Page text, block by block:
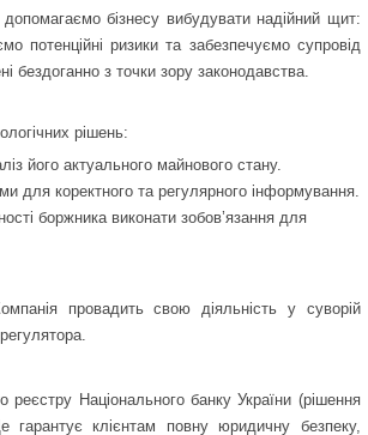
бізнесу вибудувати надійний щит:
потенційні ризики та забезпечуємо супровід
бездоганно з точки зору законодавства.
рішень:
його актуального майнового стану.
для коректного та регулярного інформування.
боржника виконати зобов’язання для
провадить свою діяльність у суворій
Національного банку України (рішення
клієнтам повну юридичну безпеку,